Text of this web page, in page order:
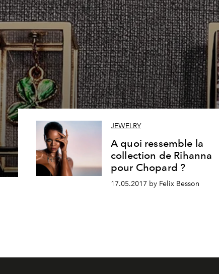
JEWELRY
A quoi ressemble la
collection de Rihanna
pour Chopard ?
17.05.2017 by Felix Besson